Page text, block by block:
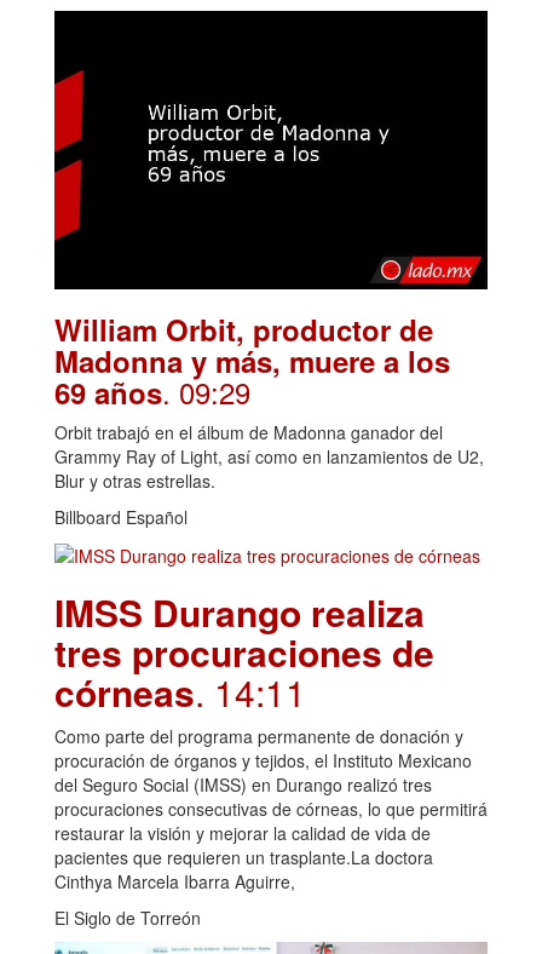
William Orbit, productor de
Madonna y más, muere a los
69 años. 09:29
Orbit trabajó en el álbum de Madonna ganador del
Grammy Ray of Light, así como en lanzamientos de U2,
Blur y otras estrellas.
Billboard Español
IMSS Durango realiza
tres procuraciones de
córneas. 14:11
Como parte del programa permanente de donación y
procuración de órganos y tejidos, el Instituto Mexicano
del Seguro Social (IMSS) en Durango realizó tres
procuraciones consecutivas de córneas, lo que permitirá
restaurar la visión y mejorar la calidad de vida de
pacientes que requieren un trasplante.La doctora
Cinthya Marcela Ibarra Aguirre,
El Siglo de Torreón